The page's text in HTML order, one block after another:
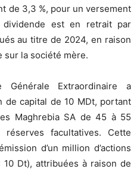
de 3,3 %, pour un versement
est en retrait par
au titre de 2024, en raison
sur la société mère.
Générale Extraordinaire a
de capital de 10 MDt, portant
Maghrebia SA de 45 à 55
facultatives. Cette
d’un million d’actions
Dt), attribuées à raison de